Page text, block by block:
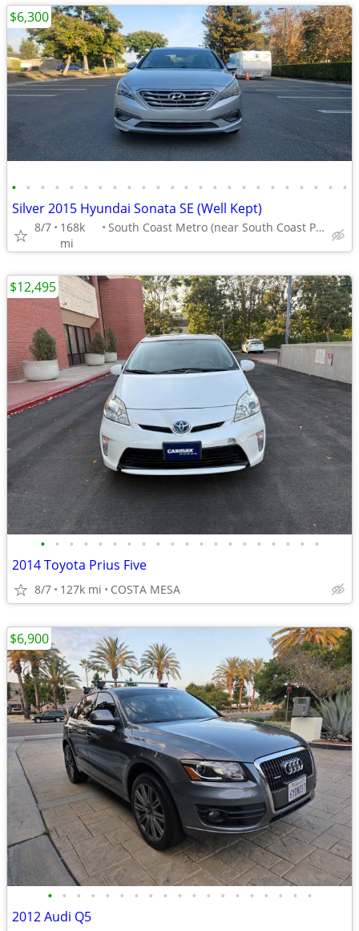
• • • • • • • • • • • • • • • • • • • • • • • •
Silver 2015 Hyundai Sonata SE (Well Kept)
8/7
168k
mi
South Coast Metro (near South Coast Plaza)
$6,300
• • • • • • • • • • • • • • • • • • • •
2014 Toyota Prius Five
8/7 127k mi COSTA MESA
$12,495
• • • • • • • • • • • • • • • • • • •
2012 Audi Q5
$6,900